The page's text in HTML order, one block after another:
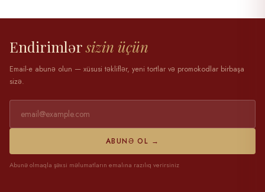
Endirimlərsizin üçün
Email-e abunə olun — xüsusi təkliflər, yeni tortlar və promokodlar birbaşa
sizə.
ABUNƏ OL →
Abunə olmaqla şəxsi məlumatların emalına razılıq verirsiniz